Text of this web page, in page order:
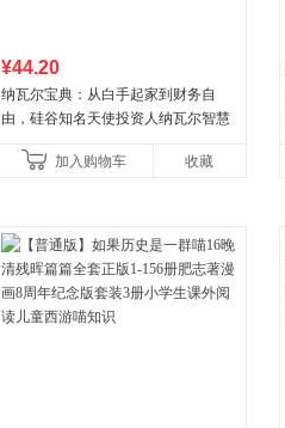
¥44.20
纳瓦尔宝典：从白手起家到财务自
由，硅谷知名天使投资人纳瓦尔智慧
加入购物车
收藏